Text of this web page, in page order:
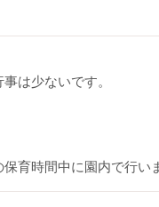
は少ないです。
育時間中に園内で行い